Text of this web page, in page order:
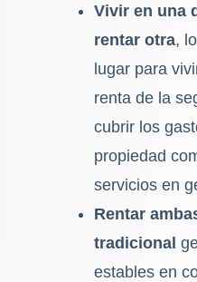
Vivir en una
rentar otra,
lugar para
renta de la
cubrir los
propiedad
servicios en
Rentar
tradicional
estables en